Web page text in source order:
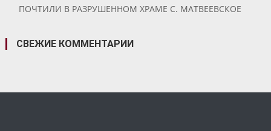
ПОЧТИЛИ В РАЗРУШЕННОМ ХРАМЕ С. МАТВЕЕВСКОЕ
СВЕЖИЕ КОММЕНТАРИИ